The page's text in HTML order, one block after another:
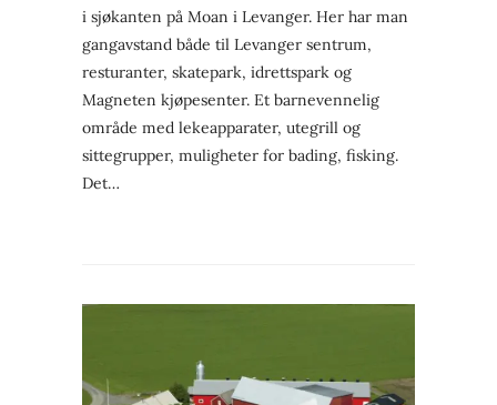
i sjøkanten på Moan i Levanger. Her har man
gangavstand både til Levanger sentrum,
resturanter, skatepark, idrettspark og
Magneten kjøpesenter. Et barnevennelig
område med lekeapparater, utegrill og
sittegrupper, muligheter for bading, fisking.
Det…